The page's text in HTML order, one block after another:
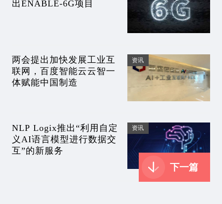
出ENABLE-6G项目
两会提出加快发展工业互
联网，百度智能云云智一
体赋能中国制造
资讯
NLP Logix推出“利用自定
义AI语言模型进行数据交
互”的新服务
资讯
下一篇